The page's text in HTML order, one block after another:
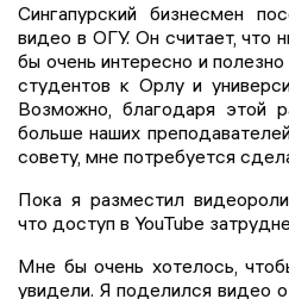
Сингапурский бизнесмен
видео в ОГУ. Он считает, что
бы очень интересно и
студентов к Орлу и
Возможно, благодаря этой
больше наших
совету, мне потребуется
Пока я разместил
что доступ в YouTube
Мне бы очень хотелось,
увидели. Я поделился видео